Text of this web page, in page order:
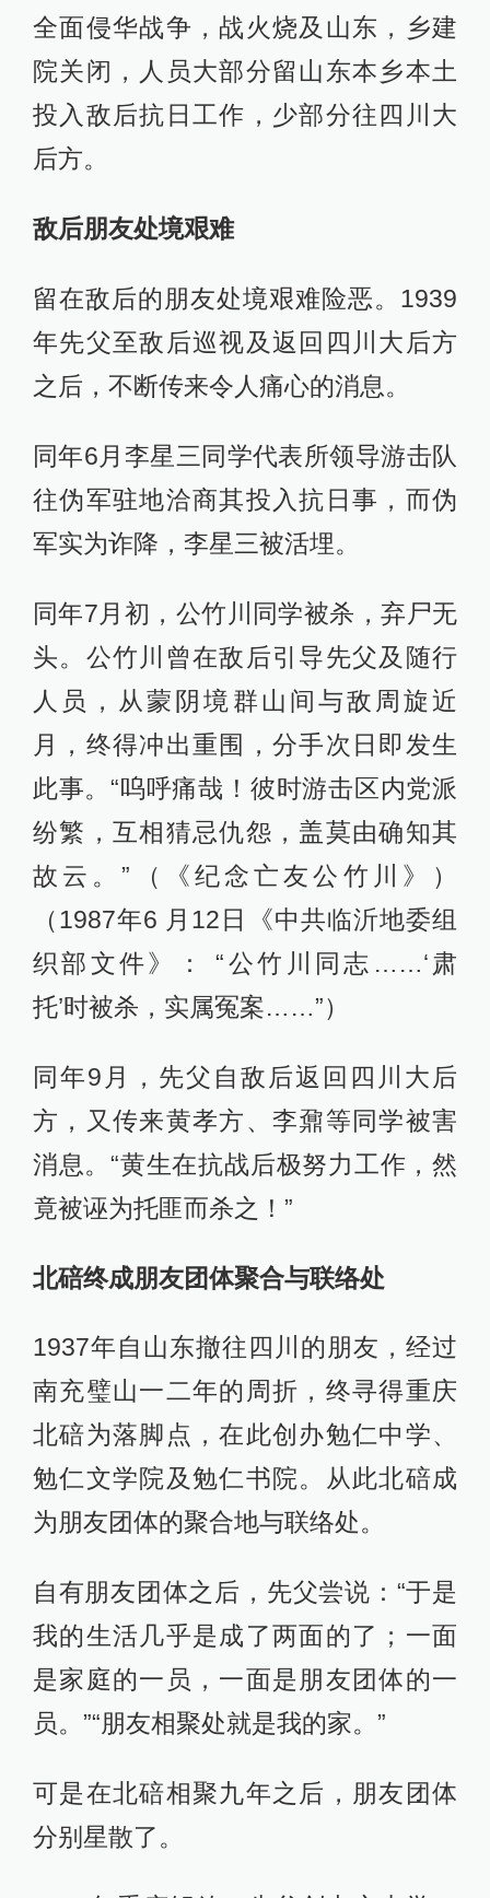
全面侵华战争，战火烧及山东，乡建
院关闭，人员大部分留山东本乡本土
投入敌后抗日工作，少部分往四川大
后方。
敌后朋友处境艰难
留在敌后的朋友处境艰难险恶。1939
年先父至敌后巡视及返回四川大后方
之后，不断传来令人痛心的消息。
同年6月李星三同学代表所领导游击队
往伪军驻地洽商其投入抗日事，而伪
军实为诈降，李星三被活埋。
同年7月初，公竹川同学被杀，弃尸无
头。公竹川曾在敌后引导先父及随行
人员，从蒙阴境群山间与敌周旋近
月，终得冲出重围，分手次日即发生
此事。“呜呼痛哉！彼时游击区内党派
纷繁，互相猜忌仇怨，盖莫由确知其
故云。”（《纪念亡友公竹川》）
（1987年6 月12日《中共临沂地委组
织部文件》： “公竹川同志……‘肃
托’时被杀，实属冤案……”）
同年9月，先父自敌后返回四川大后
方，又传来黄孝方、李鼐等同学被害
消息。“黄生在抗战后极努力工作，然
竟被诬为托匪而杀之！”
北碚终成朋友团体聚合与联络处
1937年自山东撤往四川的朋友，经过
南充璧山一二年的周折，终寻得重庆
北碚为落脚点，在此创办勉仁中学、
勉仁文学院及勉仁书院。从此北碚成
为朋友团体的聚合地与联络处。
自有朋友团体之后，先父尝说：“于是
我的生活几乎是成了两面的了；一面
是家庭的一员，一面是朋友团体的一
员。”“朋友相聚处就是我的家。”
可是在北碚相聚九年之后，朋友团体
分别星散了。